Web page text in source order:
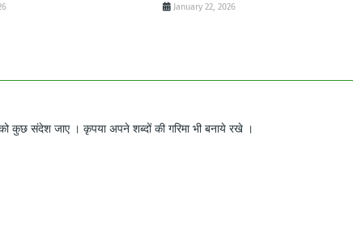
January 22, 2026
कुछ संदेश जाए । कृपया अपने शब्दों की गरिमा भी बनाये रखे ।